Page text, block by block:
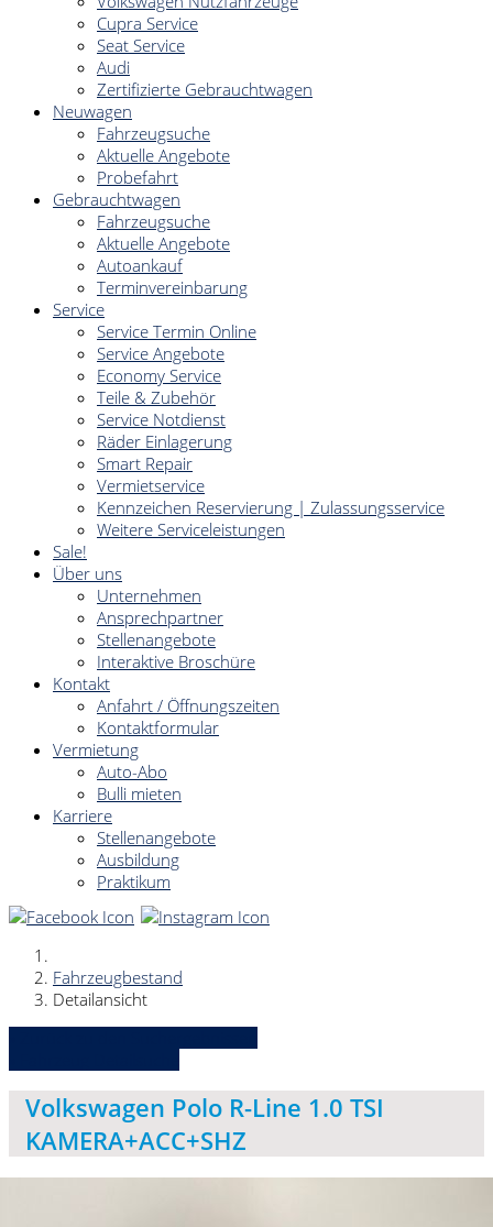
Cupra Service
Seat Service
Audi
Zertifizierte Gebrauchtwagen
Neuwagen
Fahrzeugsuche
Aktuelle Angebote
Probefahrt
Gebrauchtwagen
Fahrzeugsuche
Aktuelle Angebote
Autoankauf
Terminvereinbarung
Service
Service Termin Online
Service Angebote
Economy Service
Teile & Zubehör
Service Notdienst
Räder Einlagerung
Smart Repair
Vermietservice
Kennzeichen Reservierung | Zulassungsservice
Weitere Serviceleistungen
Sale!
Über uns
Unternehmen
Ansprechpartner
Stellenangebote
Interaktive Broschüre
Kontakt
Anfahrt / Öffnungszeiten
Kontaktformular
Vermietung
Auto-Abo
Bulli mieten
Karriere
Stellenangebote
Ausbildung
Praktikum
Fahrzeugbestand
Detailansicht
Volkswagen Polo R-Line 1.0 TSI
KAMERA+ACC+SHZ